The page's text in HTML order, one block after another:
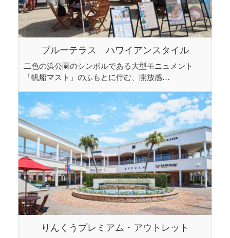
ブルーテラス ハワイアンスタイル
二色の浜公園のシンボルである大型モニュメント
「帆船マスト」のふもとに佇む、開放感…
りんくうプレミアム・アウトレット